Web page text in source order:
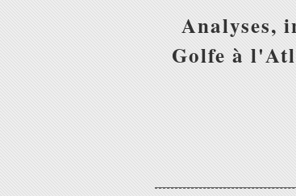
Analyses,
Golfe à